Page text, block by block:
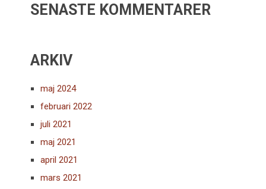
SENASTE KOMMENTARER
ARKIV
maj 2024
februari 2022
juli 2021
maj 2021
april 2021
mars 2021